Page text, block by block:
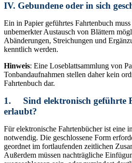
IV. Gebundene oder in sich
Ein in Papier geführtes Fahrtenbuch
unbemerkter Austausch von Blättern
Abänderungen, Streichungen und
kenntlich werden.
Hinweis: Eine Loseblattsammlung von
Tonbandaufnahmen stellen daher kein
Fahrtenbuch dar.
1. Sind elektronisch geführte
erlaubt?
Für elektronische Fahrtenbücher ist eine
notwendig. Die geschlossene Form
geordnet im fortlaufenden zeitlichen
Außerdem müssen nachträgliche